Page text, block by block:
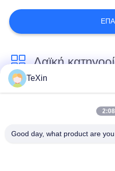
Λαϊκή
TeXin
Good day, what product are